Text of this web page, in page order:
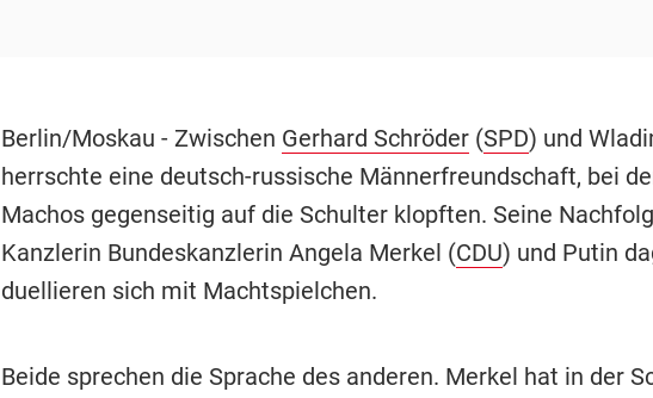
Berlin/Moskau - Zwischen Gerhard Schröder(SPD) und
herrschte eine deutsch-russische Männerfreundschaft, bei
Machos gegenseitig auf die Schulter klopften. Seine
Kanzlerin Bundeskanzlerin Angela Merkel (CDU) und Putin
duellieren sich mit Machtspielchen.
Beide sprechen die Sprache des anderen. Merkel hat in der